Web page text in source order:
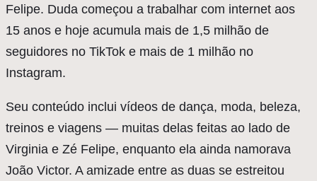
Felipe. Duda começou a trabalhar com internet aos
15 anos e hoje acumula mais de 1,5 milhão de
seguidores no TikTok e mais de 1 milhão no
Instagram.
Seu conteúdo inclui vídeos de dança, moda, beleza,
treinos e viagens — muitas delas feitas ao lado de
Virginia e Zé Felipe, enquanto ela ainda namorava
João Victor. A amizade entre as duas se estreitou